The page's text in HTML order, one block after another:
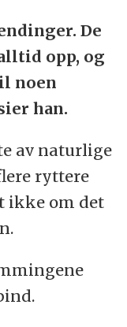
De
opp, og
noen
han.
av naturlige
ryttere
ikke om det